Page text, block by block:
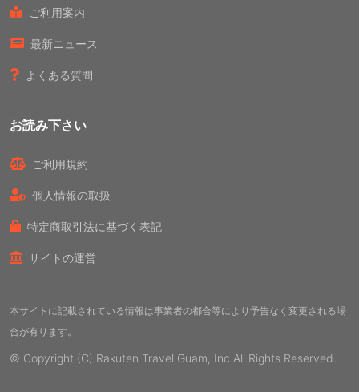
ご利用案内
最新ニュース
よくある質問
お読み下さい
ご利用規約
個人情報の取扱
特定商取引法に基づく表記
サイトの運営
本サイトに記載されている情報は事業者の都合等により予告なく変更される場
合が有ります。
© Copyright (C) Rakuten Travel Guam, Inc All Rights Reserved.